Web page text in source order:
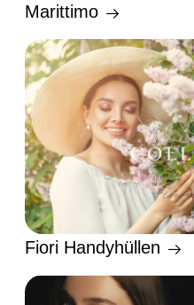
Marittimo
Fiori Handyhüllen